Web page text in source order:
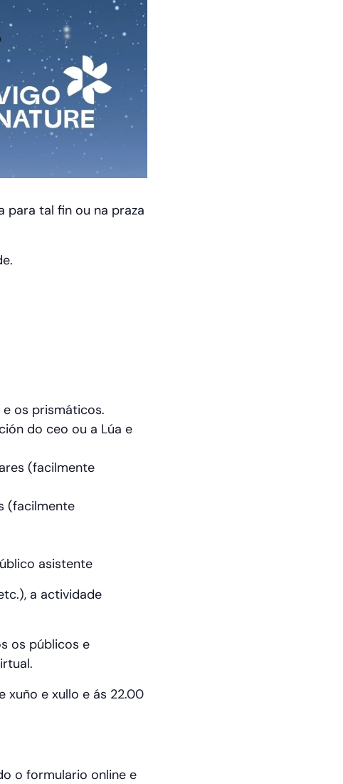
para tal fin ou na praza
os prismáticos.
do ceo ou a Lúa e
(facilmente
(facilmente
asistente
a actividade
os públicos e
xuño e xullo e ás 22.00
o formulario online e